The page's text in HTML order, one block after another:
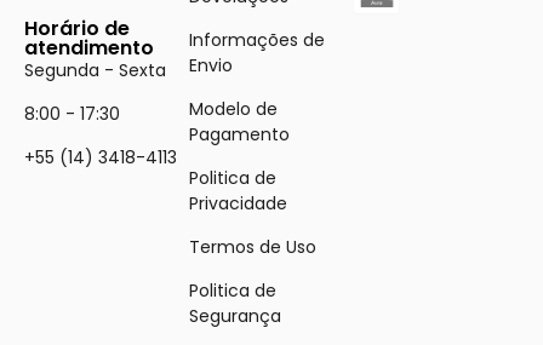
Horário de
atendimento
Segunda - Sexta
8:00 - 17:30
+55 (14) 3418-4113
Informações de
Envio
Modelo de
Pagamento
Politica de
Privacidade
Termos de Uso
Politica de
Segurança